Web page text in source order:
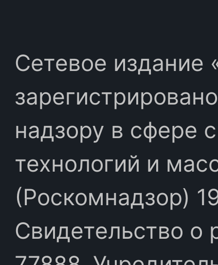
Сетевое издание
надзору в сфере
технологий и
(Роскомнадзор)
Свидетельство